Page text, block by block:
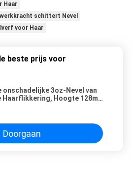
Haar
schittert Nevel
voor Haar
beste prijs voor
onschadelijke 3oz-Nevel van
Haarflikkering, Hoogte 128mm
Doorgaan